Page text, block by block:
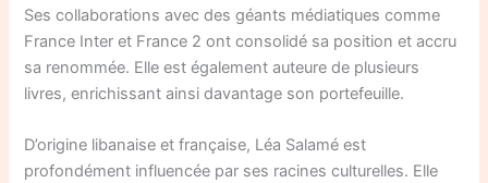
Ses collaborations avec des géants médiatiques comme
France Inter et France 2 ont consolidé sa position et accru
sa renommée. Elle est également auteure de plusieurs
livres, enrichissant ainsi davantage son portefeuille.
D’origine libanaise et française, Léa Salamé est
profondément influencée par ses racines culturelles. Elle